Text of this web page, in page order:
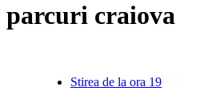
parcuri craiova
Stirea de la ora 19